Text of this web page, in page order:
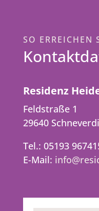
SO ERREICHEN
Residenz
Feldstraße 1
29640
Tel.: 05193
E-Mail: